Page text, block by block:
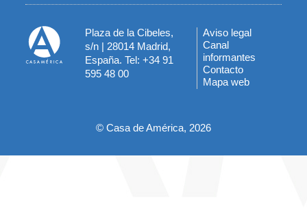
Plaza de la Cibeles,
s/n | 28014 Madrid,
España. Tel: +34 91
595 48 00
Menú
del
pie
Aviso legal
Canal
informantes
Contacto
Mapa web
© Casa de América, 2026